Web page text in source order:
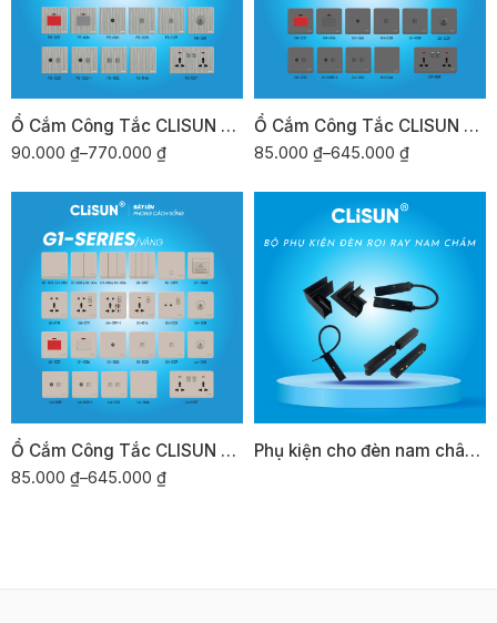
Ổ Cắm Công Tắc CLISUN F5-SERIES/xám xước
90.000 ₫–770.000 ₫
Ổ Cắm Công Tắc CLISUN G1-SERIES/ghi
85.000 ₫–645.000 ₫
Ổ Cắm Công Tắc CLISUN G1-SERIES/vàng
85.000 ₫–645.000 ₫
Phụ kiện cho đèn nam châm, thanh ray nổi/chìm CLISUN